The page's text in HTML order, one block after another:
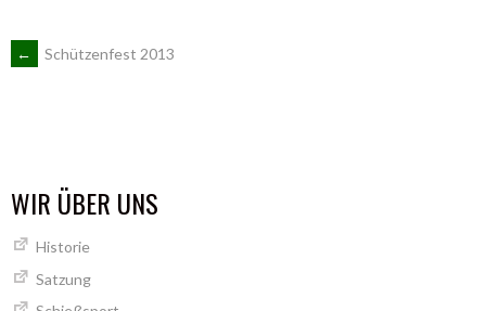
ARTIKEL-
← Schützenfest 2013
WIR ÜBER UNS
Historie
Satzung